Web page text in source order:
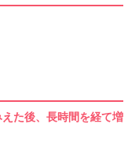
た後、長時間を経て増